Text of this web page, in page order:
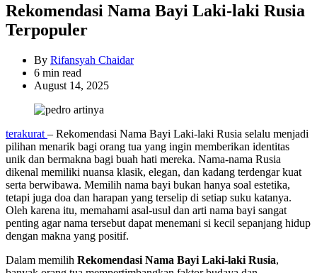
Rekomendasi Nama Bayi Laki-laki Rusia
Terpopuler
By Rifansyah Chaidar
Estimated
read
6 min read
August 14, 2025
terakurat – Rekomendasi Nama Bayi Laki-laki Rusia selalu menjadi
pilihan menarik bagi orang tua yang ingin memberikan identitas
unik dan bermakna bagi buah hati mereka. Nama-nama Rusia
dikenal memiliki nuansa klasik, elegan, dan kadang terdengar kuat
serta berwibawa. Memilih nama bayi bukan hanya soal estetika,
tetapi juga doa dan harapan yang terselip di setiap suku katanya.
Oleh karena itu, memahami asal-usul dan arti nama bayi sangat
penting agar nama tersebut dapat menemani si kecil sepanjang hidup
dengan makna yang positif.
Dalam memilih Rekomendasi Nama Bayi Laki-laki Rusia,